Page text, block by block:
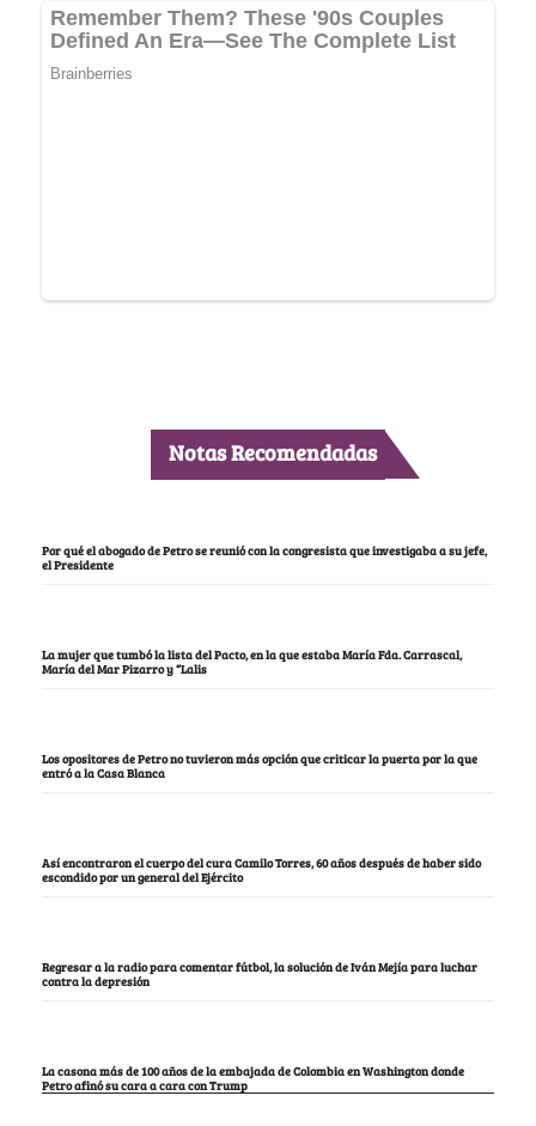
Notas Recomendadas
Por qué el abogado de Petro se reunió con la congresista que investigaba a su jefe,
el Presidente
La mujer que tumbó la lista del Pacto, en la que estaba María Fda. Carrascal,
María del Mar Pizarro y “Lalis
Los opositores de Petro no tuvieron más opción que criticar la puerta por la que
entró a la Casa Blanca
Así encontraron el cuerpo del cura Camilo Torres, 60 años después de haber sido
escondido por un general del Ejército
Regresar a la radio para comentar fútbol, la solución de Iván Mejía para luchar
contra la depresión
La casona más de 100 años de la embajada de Colombia en Washington donde
Petro afinó su cara a cara con Trump